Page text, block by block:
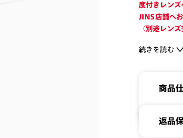
度付きレンズ
JINS店舗へ
（別途レン
適度なボリ
[紫外線透過
続きを読む
商品
商品名
返品